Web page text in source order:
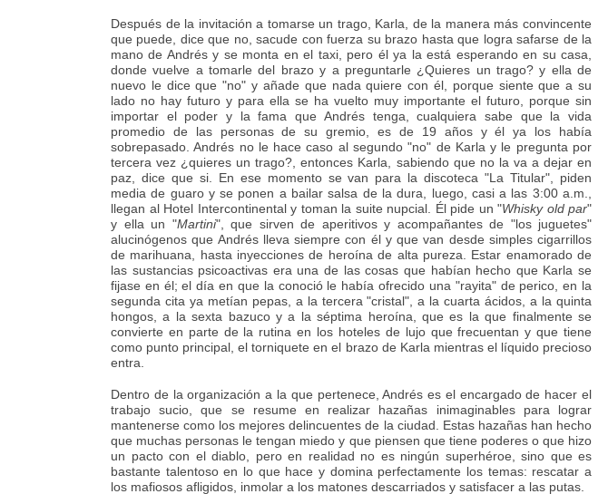
Después de la invitación a tomarse un trago, Karla, de la manera más convincente
que puede, dice que no, sacude con fuerza su brazo hasta que logra safarse de la
mano de Andrés y se monta en el taxi, pero él ya la está esperando en su casa,
donde vuelve a tomarle del brazo y a preguntarle ¿Quieres un trago? y ella de
nuevo le dice que "no" y añade que nada quiere con él, porque siente que a su
lado no hay futuro y para ella se ha vuelto muy importante el futuro, porque sin
importar el poder y la fama que Andrés tenga, cualquiera sabe que la vida
promedio de las personas de su gremio, es de 19 años y él ya los había
sobrepasado. Andrés no le hace caso al segundo "no" de Karla y le pregunta por
tercera vez ¿quieres un trago?, entonces Karla, sabiendo que no la va a dejar en
paz, dice que si. En ese momento se van para la discoteca "La Titular", piden
media de guaro y se ponen a bailar salsa de la dura, luego, casi a las 3:00 a.m.,
llegan al Hotel Intercontinental y toman la suite nupcial. Él pide un "Whisky old par"
y ella un "Martini", que sirven de aperitivos y acompañantes de "los juguetes"
alucinógenos que Andrés lleva siempre con él y que van desde simples cigarrillos
de marihuana, hasta inyecciones de heroína de alta pureza. Estar enamorado de
las sustancias psicoactivas era una de las cosas que habían hecho que Karla se
fijase en él; el día en que la conoció le había ofrecido una "rayita" de perico, en la
segunda cita ya metían pepas, a la tercera "cristal", a la cuarta ácidos, a la quinta
hongos, a la sexta bazuco y a la séptima heroína, que es la que finalmente se
convierte en parte de la rutina en los hoteles de lujo que frecuentan y que tiene
como punto principal, el torniquete en el brazo de Karla mientras el líquido precioso
entra.
Dentro de la organización a la que pertenece, Andrés es el encargado de hacer el
trabajo sucio, que se resume en realizar hazañas inimaginables para lograr
mantenerse como los mejores delincuentes de la ciudad. Estas hazañas han hecho
que muchas personas le tengan miedo y que piensen que tiene poderes o que hizo
un pacto con el diablo, pero en realidad no es ningún superhéroe, sino que es
bastante talentoso en lo que hace y domina perfectamente los temas: rescatar a
los mafiosos afligidos, inmolar a los matones descarriados y satisfacer a las putas.